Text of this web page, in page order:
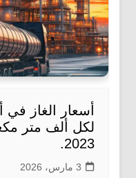
لكل ألف متر
2023.
3 مارس، 2026